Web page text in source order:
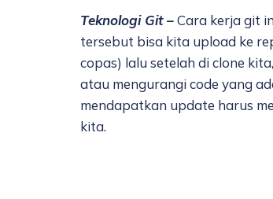
Teknologi Git –Cara kerja git
tersebut bisa kita upload ke
copas) lalu setelah di clone
atau mengurangi code yang
mendapatkan update harus
kita.